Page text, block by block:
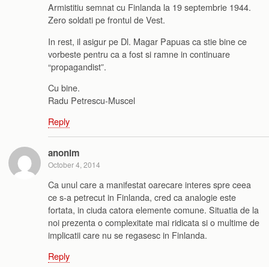
Armistitiu semnat cu Finlanda la 19 septembrie 1944.
Zero soldati pe frontul de Vest.
In rest, il asigur pe Dl. Magar Papuas ca stie bine ce
vorbeste pentru ca a fost si ramne in continuare
“propagandist”.
Cu bine.
Radu Petrescu-Muscel
Reply
anonim
October 4, 2014
Ca unul care a manifestat oarecare interes spre ceea
ce s-a petrecut in Finlanda, cred ca analogie este
fortata, in ciuda catora elemente comune. Situatia de la
noi prezenta o complexitate mai ridicata si o multime de
implicatii care nu se regasesc in Finlanda.
Reply